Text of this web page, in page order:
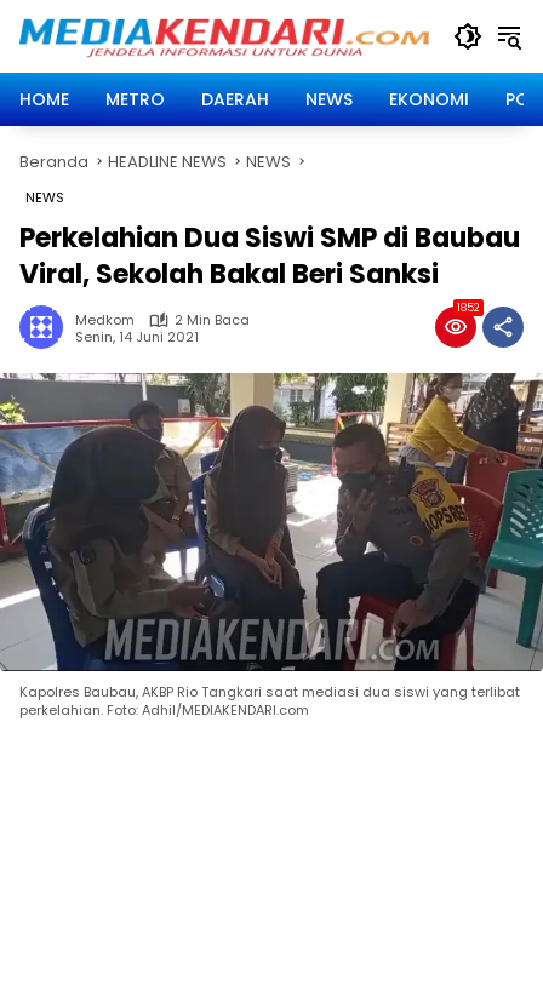
HOME
METRO DAERAH NEWS EKONOMI
Beranda HEADLINE NEWS NEWS
NEWS
Perkelahian Dua Siswi SMP di Baubau
Viral, Sekolah Bakal Beri Sanksi
Medkom
2 Min Baca
Senin, 14 Juni 2021
1852
Kapolres Baubau, AKBP Rio Tangkari saat mediasi dua siswi yang terlibat
perkelahian. Foto: Adhil/MEDIAKENDARI.com